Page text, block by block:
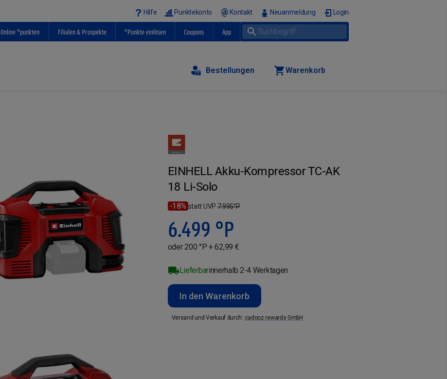
Hilfe Punktekonto Kontakt Neuanmeldung Login
Online °punkten Filialen & Prospekte °Punkte einlösen Coupons App
Bestellungen Warenkorb
EINHELL Akku-Kompressor TC-AK
18 Li-Solo
-18% statt UVP 7.995°P
6.499 °P
oder 200 °P + 62,99 €
Lieferbarinnerhalb 2-4 Werktagen
In den Warenkorb
Versand und Verkauf durch: cadooz rewards GmbH